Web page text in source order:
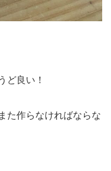
ど良い！
た作らなければならな